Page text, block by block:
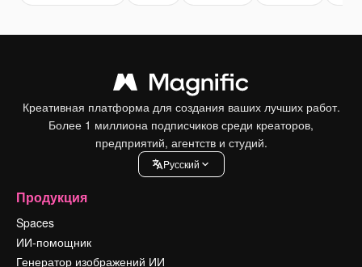
Креативная платформа для создания ваших лучших работ.
Более 1 миллиона подписчиков среди креаторов,
предприятий, агентств и студий.
Pусский
Продукция
Spaces
ИИ-помощник
Генератор изображений ИИ